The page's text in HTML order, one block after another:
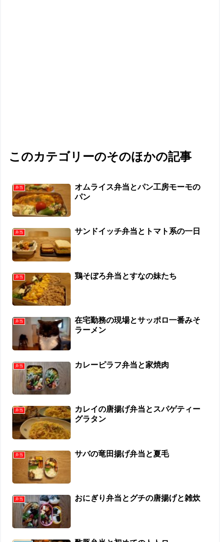
このカテゴリーのそのほかの記事
弁当
オムライス弁当とパン工房モーモの
パン
弁当 サンドイッチ弁当とトマト系の一日
弁当 鶏そぼろ弁当とすなの妹たち
弁当
在宅勤務の現場とサッポロ一番みそ
ラーメン
弁当 カレーピラフ弁当と家焼肉
弁当
カレイの唐揚げ弁当とスパゲティー
グラタン
弁当 サバの竜田揚げ弁当と夏毛
弁当 おにぎり弁当とグチの唐揚げと雑炊